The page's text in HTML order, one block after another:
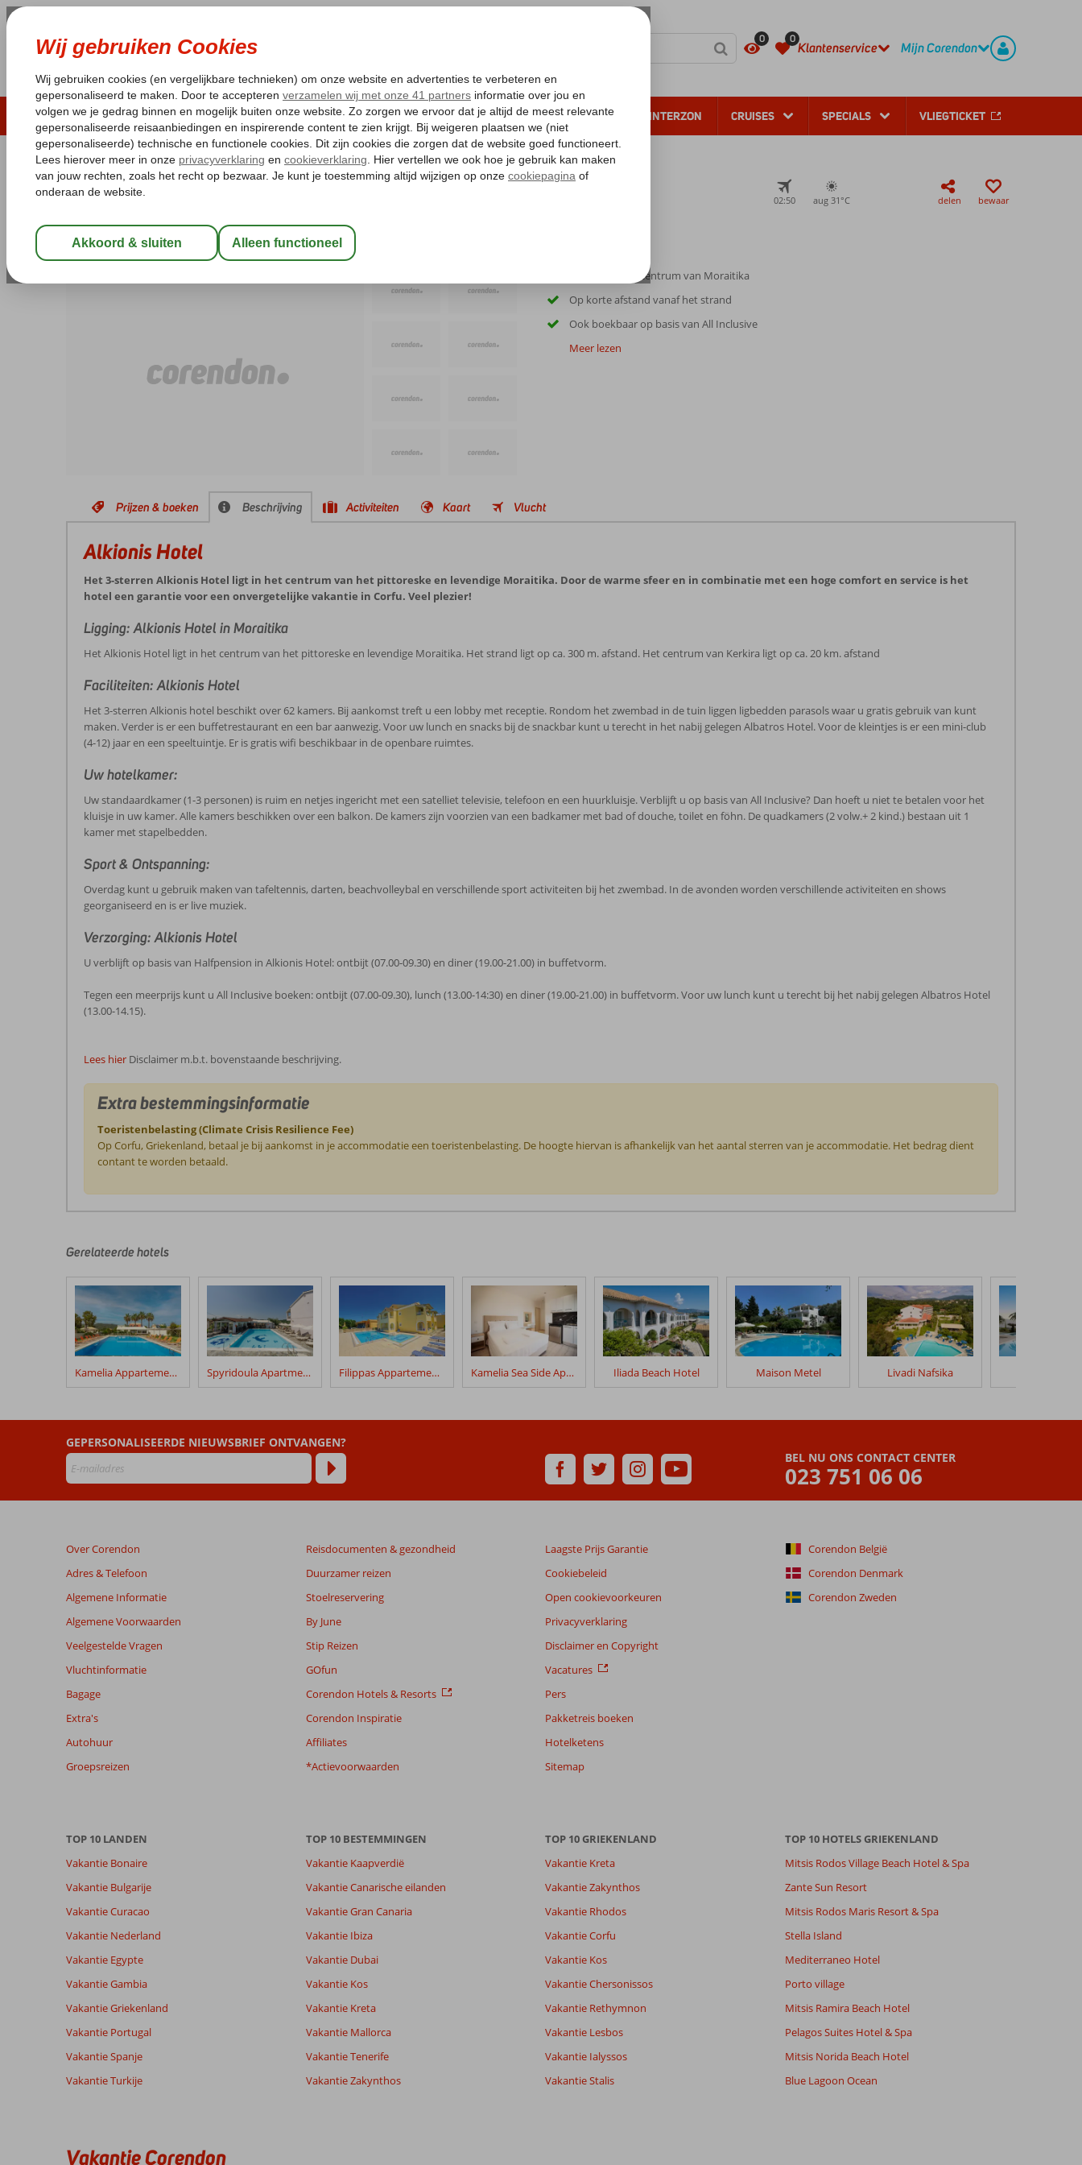
0 0
Klantenservice Mijn Corendon
LAST MINUTE ZOMER 2026 ZONVAKANTIE VERRE REIZEN ALL INCLUSIVE WINTERZON CRUISES SPECIALS VLIEGTICKET
Pakketgarantie Laagsteprijsgarantie* Gratis annuleren*
Home
Griekenland Corfu
Alkionis Hotel
Halfpension Hotel
02:50 aug 31°C delen bewaar
Gelegen in het centrum van Moraitika
Op korte afstand vanaf het strand
Ook boekbaar op basis van All Inclusive
Meer lezen
Prijzen & boeken Beschrijving Activiteiten Kaart Vlucht
Alkionis Hotel
Het 3-sterren Alkionis Hotel ligt in het centrum van het pittoreske en levendige Moraitika. Door de warme sfeer en in combinatie met een hoge comfort en service is het
hotel een garantie voor een onvergetelijke vakantie in Corfu. Veel plezier!
Ligging: Alkionis Hotel in Moraitika
Het Alkionis Hotel ligt in het centrum van het pittoreske en levendige Moraitika. Het strand ligt op ca. 300 m. afstand. Het centrum van Kerkira ligt op ca. 20 km. afstand
Faciliteiten: Alkionis Hotel
Het 3-sterren Alkionis hotel beschikt over 62 kamers. Bij aankomst treft u een lobby met receptie. Rondom het zwembad in de tuin liggen ligbedden parasols waar u gratis gebruik van kunt
maken. Verder is er een buffetrestaurant en een bar aanwezig. Voor uw lunch en snacks bij de snackbar kunt u terecht in het nabij gelegen Albatros Hotel. Voor de kleintjes is er een mini-club
(4-12) jaar en een speeltuintje. Er is gratis wifi beschikbaar in de openbare ruimtes.
Uw hotelkamer:
Uw standaardkamer (1-3 personen) is ruim en netjes ingericht met een satelliet televisie, telefoon en een huurkluisje. Verblijft u op basis van All Inclusive? Dan hoeft u niet te betalen voor het
kluisje in uw kamer. Alle kamers beschikken over een balkon. De kamers zijn voorzien van een badkamer met bad of douche, toilet en föhn. De quadkamers (2 volw.+ 2 kind.) bestaan uit 1
kamer met stapelbedden.
Sport & Ontspanning:
Overdag kunt u gebruik maken van tafeltennis, darten, beachvolleybal en verschillende sport activiteiten bij het zwembad. In de avonden worden verschillende activiteiten en shows
georganiseerd en is er live muziek.
Verzorging: Alkionis Hotel
U verblijft op basis van Halfpension in Alkionis Hotel: ontbijt (07.00-09.30) en diner (19.00-21.00) in buffetvorm.
Tegen een meerprijs kunt u All Inclusive boeken: ontbijt (07.00-09.30), lunch (13.00-14:30) en diner (19.00-21.00) in buffetvorm. Voor uw lunch kunt u terecht bij het nabij gelegen Albatros Hotel
(13.00-14.15).
Lees hier Disclaimer m.b.t. bovenstaande beschrijving.
Extra bestemmingsinformatie
Toeristenbelasting (Climate Crisis Resilience Fee)
Op Corfu, Griekenland, betaal je bij aankomst in je accommodatie een toeristenbelasting. De hoogte hiervan is afhankelijk van het aantal sterren van je accommodatie. Het bedrag dient
contant te worden betaald.
door
klanten
geschreven
na
hun
verblijf
Alkionis
Beoordelingen
die
ouder
zijn
dan
worden
meer
weergegeven
de
relevantie
de
info
Gerelateerde hotels
Kamelia Appartementen Spyridoula Apartments Filippas Appartementen Kamelia Sea Side Apartments Iliada Beach Hotel Maison Metel Livadi Nafsika
BEL NU ONS CONTACT CENTER
023 751 06 06
GEPERSONALISEERDE NIEUWSBRIEF ONTVANGEN?
Over Corendon
Adres & Telefoon
Algemene Informatie
Algemene Voorwaarden
Veelgestelde Vragen
Vluchtinformatie
Bagage
Extra's
Autohuur
Groepsreizen
Reisdocumenten & gezondheid
Duurzamer reizen
Stoelreservering
By June
Stip Reizen
GOfun
Corendon Hotels & Resorts
Corendon Inspiratie
Affiliates
*Actievoorwaarden
Laagste Prijs Garantie
Cookiebeleid
Open cookievoorkeuren
Privacyverklaring
Disclaimer en Copyright
Vacatures
Pers
Pakketreis boeken
Hotelketens
Sitemap
Corendon België
Corendon Denmark
Corendon Zweden
TOP 10 LANDEN
Vakantie Bonaire
Vakantie Bulgarije
Vakantie Curacao
Vakantie Nederland
Vakantie Egypte
Vakantie Gambia
Vakantie Griekenland
Vakantie Portugal
Vakantie Spanje
Vakantie Turkije
TOP 10 BESTEMMINGEN
Vakantie Kaapverdië
Vakantie Canarische eilanden
Vakantie Gran Canaria
Vakantie Ibiza
Vakantie Dubai
Vakantie Kos
Vakantie Kreta
Vakantie Mallorca
Vakantie Tenerife
Vakantie Zakynthos
TOP 10 GRIEKENLAND
Vakantie Kreta
Vakantie Zakynthos
Vakantie Rhodos
Vakantie Corfu
Vakantie Kos
Vakantie Chersonissos
Vakantie Rethymnon
Vakantie Lesbos
Vakantie Ialyssos
Vakantie Stalis
TOP 10 HOTELS GRIEKENLAND
Mitsis Rodos Village Beach Hotel & Spa
Zante Sun Resort
Mitsis Rodos Maris Resort & Spa
Stella Island
Mediterraneo Hotel
Porto village
Mitsis Ramira Beach Hotel
Pelagos Suites Hotel & Spa
Mitsis Norida Beach Hotel
Blue Lagoon Ocean
Vakantie Corendon